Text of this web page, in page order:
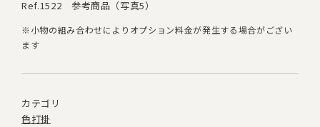
Ref.1522 参考商品（写真5）
※小物の組み合わせによりオプション料金が発生する場合がござい
ます
カテゴリ
色打掛